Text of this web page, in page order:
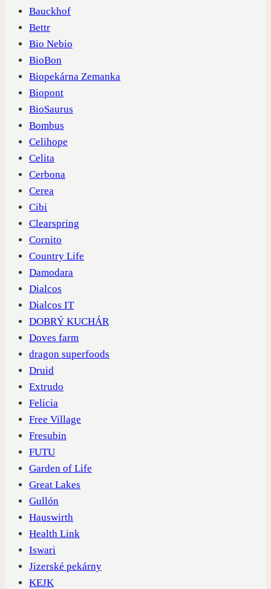
Bauckhof
Bettr
Bio Nebio
BioBon
Biopekárna Zemanka
Biopont
BioSaurus
Bombus
Celihope
Celita
Cerbona
Cerea
Cibi
Clearspring
Cornito
Country Life
Damodara
Dialcos
Dialcos IT
DOBRÝ KUCHÁR
Doves farm
dragon superfoods
Druid
Extrudo
Felicia
Free Village
Fresubin
FUTU
Garden of Life
Great Lakes
Gullón
Hauswirth
Health Link
Iswari
Jizerské pekárny
KEJK